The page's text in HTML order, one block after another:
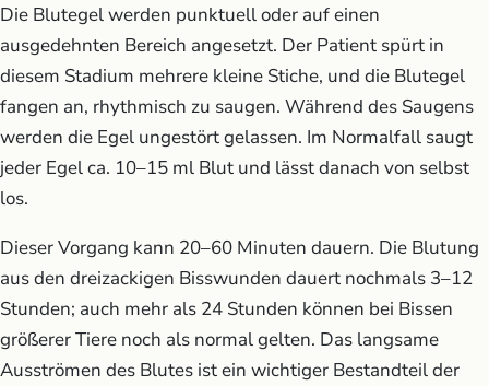
Die Blutegel werden punktuell oder auf einen
ausgedehnten Bereich angesetzt. Der Patient spürt in
diesem Stadium mehrere kleine Stiche, und die Blutegel
fangen an, rhythmisch zu saugen. Während des Saugens
werden die Egel ungestört gelassen. Im Normalfall saugt
jeder Egel ca. 10–15 ml Blut und lässt danach von selbst
los.
Dieser Vorgang kann 20–60 Minuten dauern. Die Blutung
aus den dreizackigen Bisswunden dauert nochmals 3–12
Stunden; auch mehr als 24 Stunden können bei Bissen
größerer Tiere noch als normal gelten. Das langsame
Ausströmen des Blutes ist ein wichtiger Bestandteil der